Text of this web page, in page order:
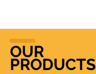
OUR
​PRODUCTS